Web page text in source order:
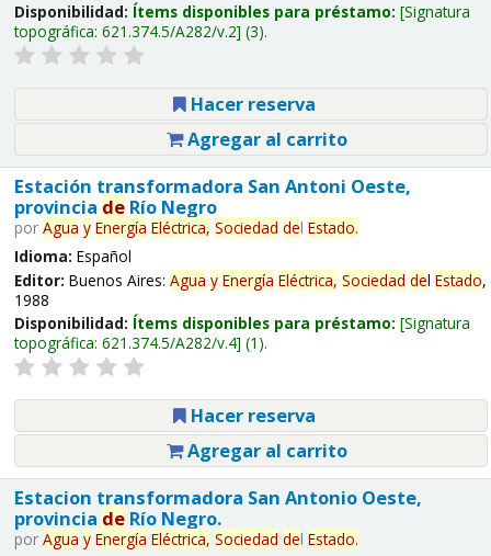
Disponibilidad: Ítems disponibles para préstamo: Signatura
topográfica: 621.374.5/A282/v.2 (3).
Hacer reserva
Agregar al carrito
Estación transformadora San Antoni Oeste,
provincia deRío Negro
por Agua y Energía Eléctrica, Sociedad del Estado.
Idioma: Español
Editor: Buenos Aires: Agua y Energía Eléctrica, Sociedad del Estado,
1988
Disponibilidad: Ítems disponibles para préstamo: Signatura
topográfica: 621.374.5/A282/v.4 (1).
Hacer reserva
Agregar al carrito
Estacion transformadora San Antonio Oeste,
provincia deRío Negro.
por Agua y Energía Eléctrica, Sociedad del Estado.